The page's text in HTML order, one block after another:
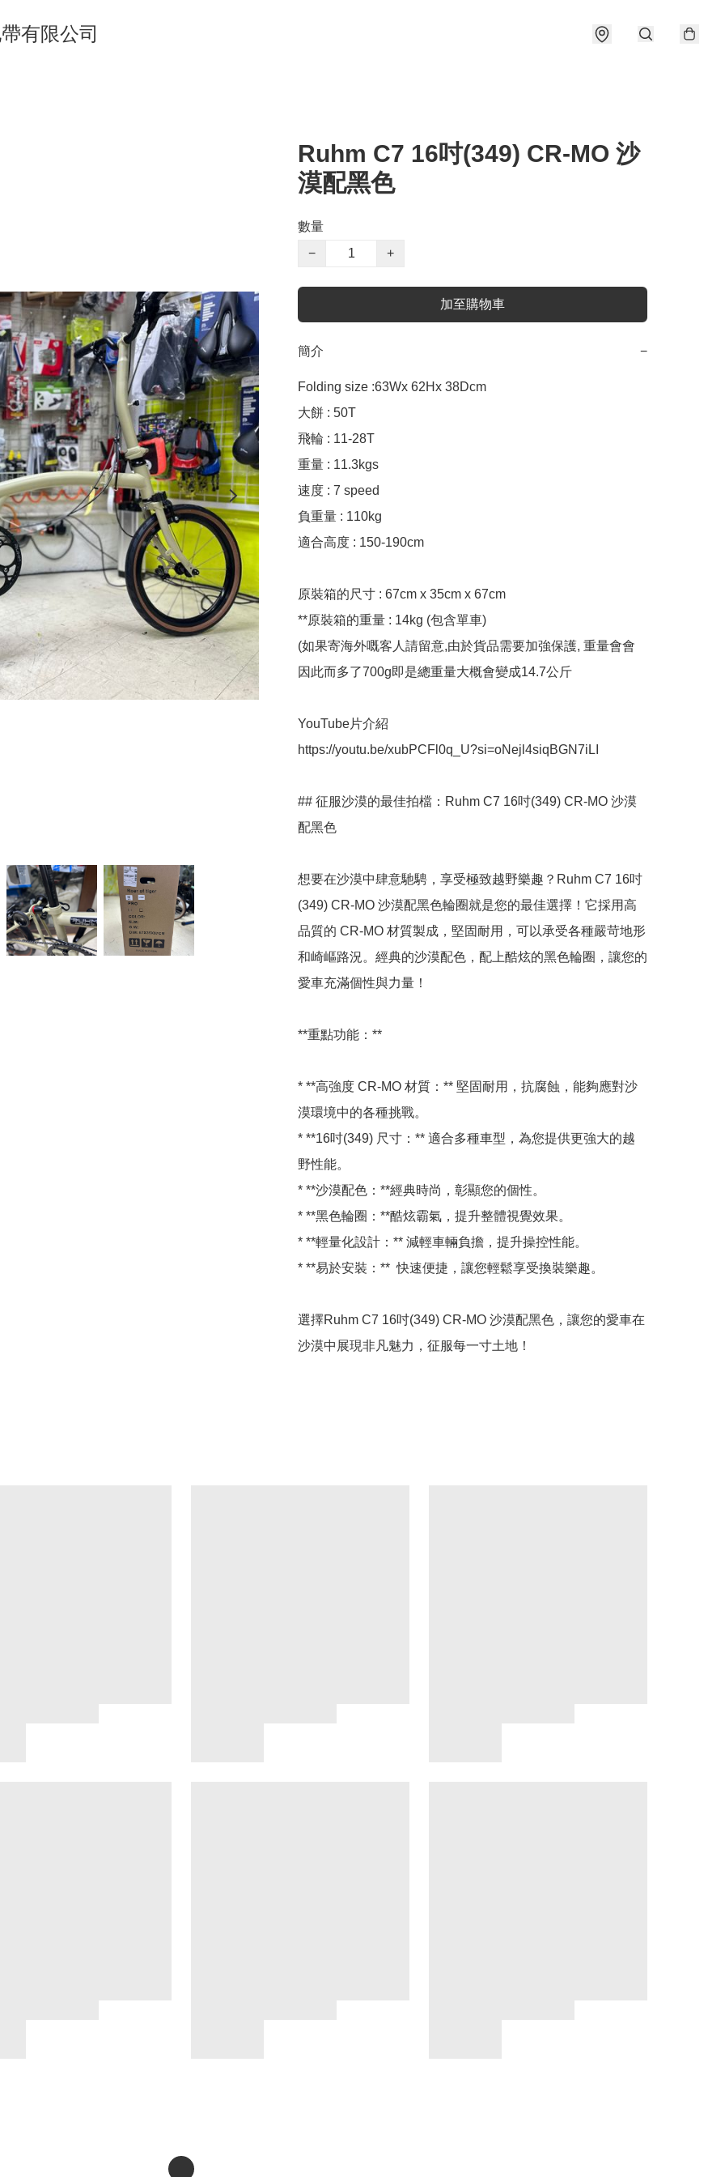
有限公司
Ruhm C7 16吋(349) CR-MO 沙
漠配黑色
數量
−
+
加至購物車
簡介 −
Folding size :63Wx 62Hx 38Dcm
大餅 : 50T
飛輪 : 11-28T
重量 : 11.3kgs
速度 : 7 speed
負重量 : 110kg
適合高度 : 150-190cm
原裝箱的尺寸 : 67cm x 35cm x 67cm
**原裝箱的重量 : 14kg (包含單車)
(如果寄海外嘅客人請留意,由於貨品需要加強保護, 重量會會
因此而多了700g即是總重量大概會變成14.7公斤
YouTube片介紹
https://youtu.be/xubPCFl0q_U?si=oNejl4siqBGN7iLI
## 征服沙漠的最佳拍檔：Ruhm C7 16吋(349) CR-MO 沙漠
配黑色
想要在沙漠中肆意馳騁，享受極致越野樂趣？Ruhm C7 16吋
(349) CR-MO 沙漠配黑色輪圈就是您的最佳選擇！它採用高
品質的 CR-MO 材質製成，堅固耐用，可以承受各種嚴苛地形
和崎嶇路況。經典的沙漠配色，配上酷炫的黑色輪圈，讓您的
愛車充滿個性與力量！
**重點功能：**
* **高強度 CR-MO 材質：** 堅固耐用，抗腐蝕，能夠應對沙
漠環境中的各種挑戰。
* **16吋(349) 尺寸：** 適合多種車型，為您提供更強大的越
野性能。
* **沙漠配色：**經典時尚，彰顯您的個性。
* **黑色輪圈：**酷炫霸氣，提升整體視覺效果。
* **輕量化設計：** 減輕車輛負擔，提升操控性能。
* **易於安裝：**  快速便捷，讓您輕鬆享受換裝樂趣。
選擇Ruhm C7 16吋(349) CR-MO 沙漠配黑色，讓您的愛車在